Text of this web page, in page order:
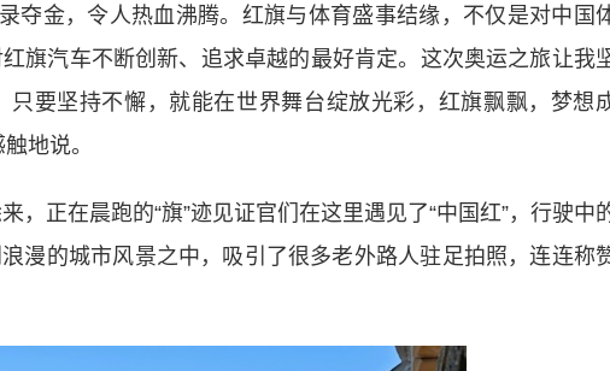
夺金，令人热血沸腾。红旗与体育盛事结缘，不仅是对中国
旗汽车不断创新、追求卓越的最好肯定。这次奥运之旅让我
要坚持不懈，就能在世界舞台绽放光彩，红旗飘飘，梦想
地说。
正在晨跑的“旗”迹见证官们在这里遇见了“中国红”，行驶中
漫的城市风景之中，吸引了很多老外路人驻足拍照，连连称